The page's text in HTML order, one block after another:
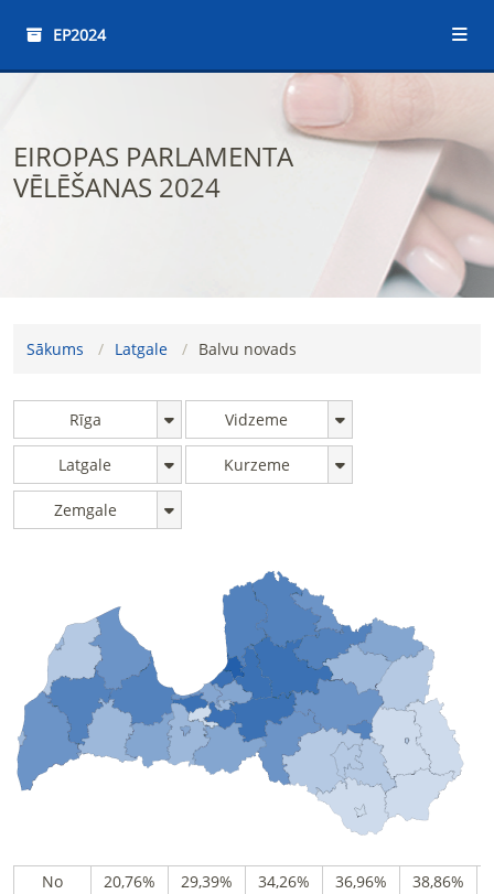
EP2024
EIROPAS PARLAMENTA
VĒLĒŠANAS 2024
Sākums Latgale Balvu novads
Rīga Vidzeme
Latgale Kurzeme
Zemgale
No 20,76% 29,39% 34,26% 36,96% 38,86%